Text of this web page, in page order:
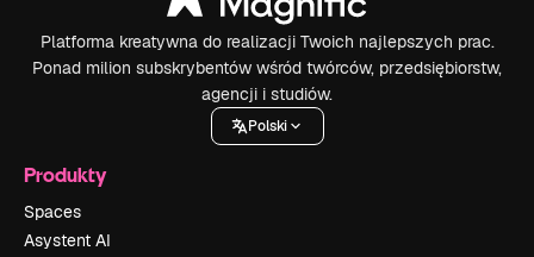
Platforma kreatywna do realizacji Twoich najlepszych prac.
Ponad milion subskrybentów wśród twórców, przedsiębiorstw,
agencji i studiów.
Polski
Produkty
Spaces
Asystent AI